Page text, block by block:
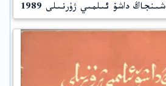
شىنجاڭ داشۆ ئىلمىي ژۇرنىلى 1989